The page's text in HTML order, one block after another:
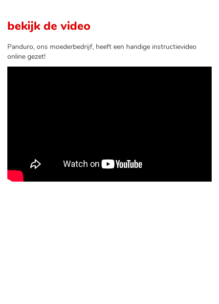
bekijk de video
Panduro, ons moederbedrijf, heeft een handige instructievideo
online gezet!